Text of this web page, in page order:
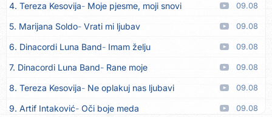
4. Tereza Kesovija Moje pjesme, moji snovi 09.08
5. Marijana Soldo Vrati mi ljubav 09.08
6. Dinacordi Luna Band Imam želju 09.08
7. Dinacordi Luna Band Rane moje 09.08
8. Tereza Kesovija Ne oplakuj nas ljubavi 09.08
9. Artif Intaković Oči boje meda 09.08